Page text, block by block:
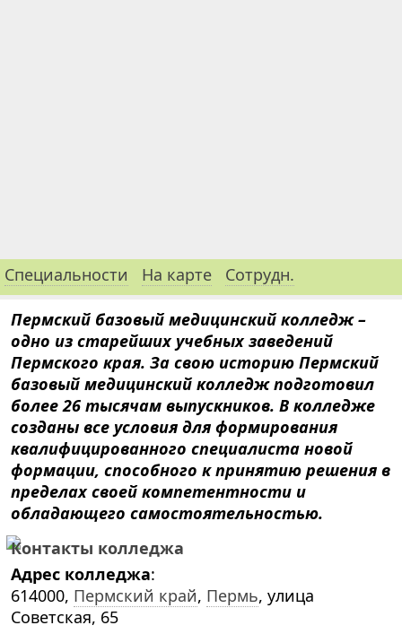
Специальности На карте Сотрудн.
Пермский базовый медицинский колледж –
одно из старейших учебных заведений
Пермского края. За свою историю Пермский
базовый медицинский колледж подготовил
более 26 тысячам выпускников. В колледже
созданы все условия для формирования
квалифицированного специалиста новой
формации, способного к принятию решения в
пределах своей компетентности и
обладающего самостоятельностью.
Контакты колледжа
Адрес колледжа:
614000, Пермский край, Пермь, улица
Советская, 65